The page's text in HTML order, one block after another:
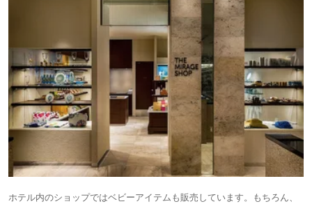
ホテル内のショップではベビーアイテムも販売しています。もちろん、